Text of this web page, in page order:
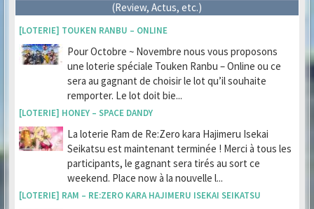
(Review, Actus, etc.)
[LOTERIE] TOUKEN RANBU – ONLINE
Pour Octobre ~ Novembre nous vous proposons
une loterie spéciale Touken Ranbu – Online ou ce
sera au gagnant de choisir le lot qu’il souhaite
remporter. Le lot doit bie...
[LOTERIE] HONEY – SPACE DANDY
La loterie Ram de Re:Zero kara Hajimeru Isekai
Seikatsu est maintenant terminée ! Merci à tous les
participants, le gagnant sera tirés au sort ce
weekend. Place now à la nouvelle l...
[LOTERIE] RAM – RE:ZERO KARA HAJIMERU ISEKAI SEIKATSU